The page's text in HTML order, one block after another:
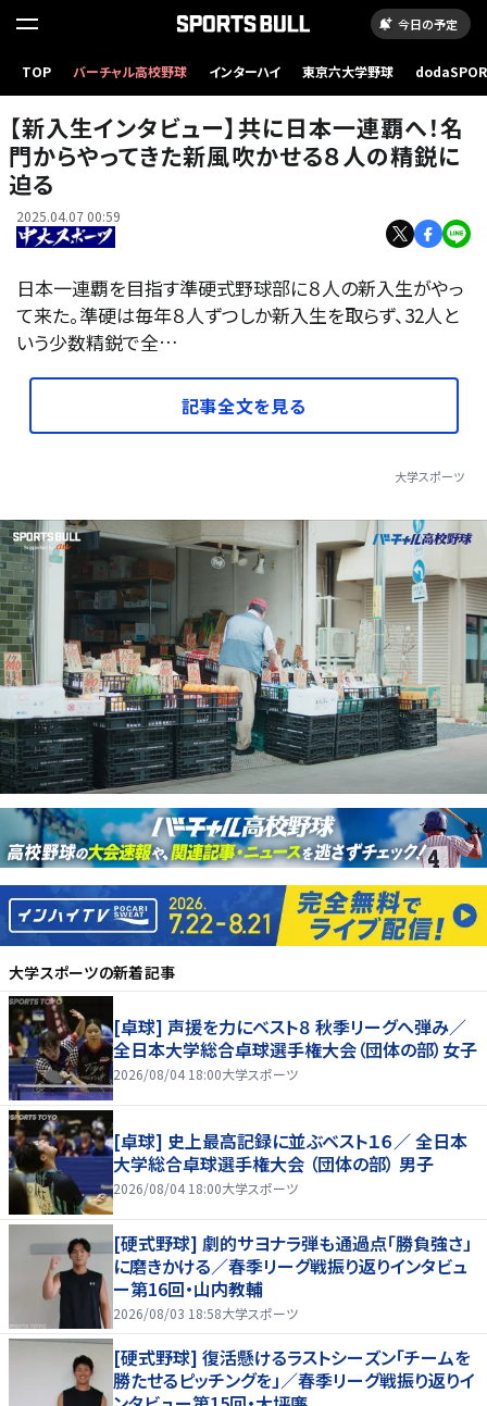
今日の予定
TOP バーチャル高校野球 インターハイ 東京六大学野球
【新入生インタビュー】共に日本一連覇へ！名
門からやってきた新風吹かせる８人の精鋭に
迫る
2025.04.07 00:59
日本一連覇を目指す準硬式野球部に８人の新入生がやっ
て来た。準硬は毎年８人ずつしか新入生を取らず、32人と
いう少数精鋭で全…
記事全文を見る
大学スポーツ
大学スポーツの新着記事
[卓球] 声援を力にベスト８ 秋季リーグへ弾み／
全日本大学総合卓球選手権大会（団体の部）女子
2026/08/04 18:00大学スポーツ
[卓球] 史上最高記録に並ぶベスト１６／ 全日本
大学総合卓球選手権大会 （団体の部） 男子
2026/08/04 18:00大学スポーツ
[硬式野球] 劇的サヨナラ弾も通過点「勝負強さ」
に磨きかける／春季リーグ戦振り返りインタビュ
ー第16回・山内教輔
2026/08/03 18:58大学スポーツ
[硬式野球] 復活懸けるラストシーズン「チームを
勝たせるピッチングを」／春季リーグ戦振り返りイ